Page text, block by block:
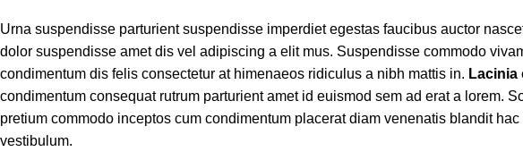
Urna suspendisse parturient suspendisse imperdiet egestas faucibus auctor
dolor suspendisse amet dis vel adipiscing a elit mus. Suspendisse commodo
condimentum dis felis consectetur at himenaeos ridiculus a nibh mattis in. Lacinia
condimentum consequat rutrum parturient amet id euismod sem ad erat a lorem.
pretium commodo inceptos cum condimentum placerat diam venenatis blandit
vestibulum.